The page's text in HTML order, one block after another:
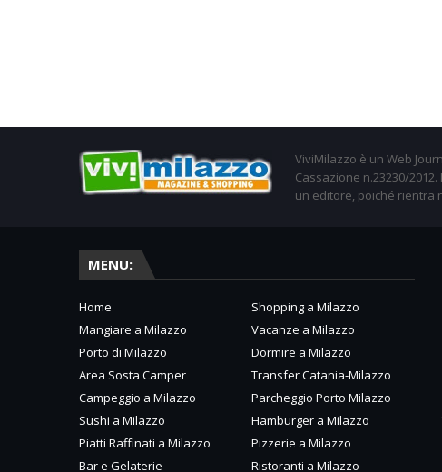
ViviMilazzo è un Web
Cassazione n.23230/
un editore, poiché rientra
MENU:
Home
Shopping a Milazzo
Mangiare a Milazzo
Vacanze a Milazzo
Porto di Milazzo
Dormire a Milazzo
Area Sosta Camper
Transfer Catania-Milazzo
Campeggio a Milazzo
Parcheggio Porto Milazzo
Sushi a Milazzo
Hamburger a Milazzo
Piatti Raffinati a Milazzo
Pizzerie a Milazzo
Bar e Gelaterie
Ristoranti a Milazzo